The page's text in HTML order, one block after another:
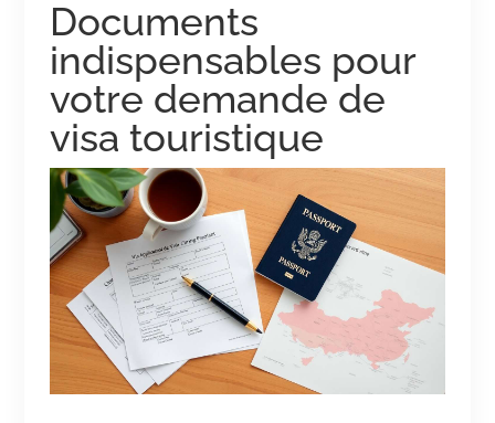
Documents
indispensables pour
votre demande de
visa touristique